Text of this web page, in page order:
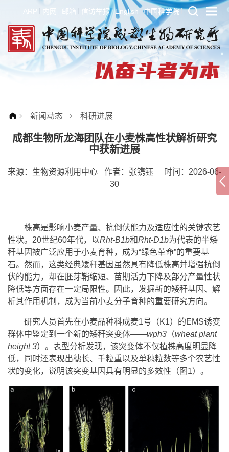
ARP 内网 邮箱 信访举报 English 中国科学院
新闻动态 科研进展
成都生物所龙海团队在小麦株高性状解析研究
中获新进展
来源： 生物资源利用中心 作者： 张镌钰
时间：2026-06-
30
株高是影响小麦产量、抗倒伏能力及适应性的关键农艺
性状。20世纪60年代，以Rht-B1b和Rht-D1b为代表的半矮
秆基因被广泛应用于小麦育种，成为“绿色革命”的重要基
石。然而，这类经典矮秆基因虽然具有降低株高并增强抗倒
伏的能力，却在胚芽鞘缩短、苗期活力下降及部分产量性状
降低等方面存在一定局限性。因此，发掘新的矮秆基因、解
析其作用机制，成为当前小麦分子育种的重要研究方向。
研究人员首先在小麦品种科成麦1号（K1）的EMS诱变
群体中鉴定到一个新的矮秆突变体——wph3 （wheat plant
height 3）。表型分析发现，该突变体不仅植株高度明显降
低，同时还表现出穗长、千粒重以及单穗粒数等多个农艺性
状的变化，说明该突变基因具有明显的多效性（图1）。